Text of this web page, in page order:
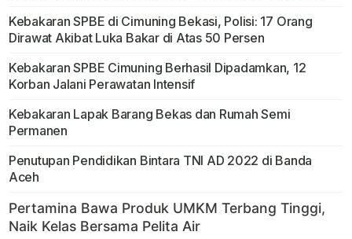
Kebakaran SPBE di Cimuning Bekasi, Polisi: 17 Orang
Dirawat Akibat Luka Bakar di Atas 50 Persen
Kebakaran SPBE Cimuning Berhasil Dipadamkan, 12
Korban Jalani Perawatan Intensif
Kebakaran Lapak Barang Bekas dan Rumah Semi
Permanen
Penutupan Pendidikan Bintara TNI AD 2022 di Banda
Aceh